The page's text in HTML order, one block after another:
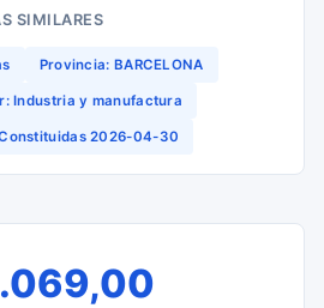
SIMILARES
Provincia: BARCELONA
Industria y manufactura
2026-04-30